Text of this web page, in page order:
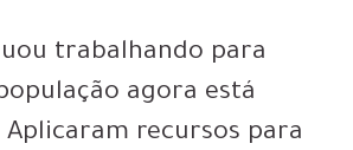
trabalhando para
agora está
Aplicaram recursos para